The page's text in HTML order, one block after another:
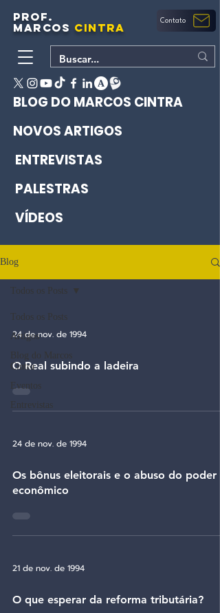
PROF.
MARCOS CINTRA Contato
BLOG DO MARCOS CINTRA
NOVOS ARTIGOS
ENTREVISTAS
PALESTRAS
VÍDEOS
Blog
Todos os Posts
Artigos
Blog do Marcos
Cintra
Eventos
Entrevistas
Todos os Posts
24 de nov. de 1994
O Real subindo a ladeira
24 de nov. de 1994
Os bônus eleitorais e o abuso do poder
econômico
21 de nov. de 1994
O que esperar da reforma tributária?